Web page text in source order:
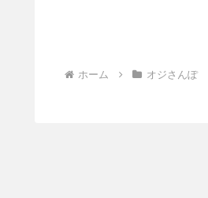
ホーム オジさんぽ